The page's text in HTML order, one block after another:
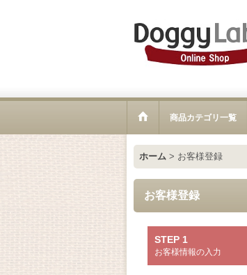
商品カテゴリ一覧
ホーム > お客様登録
お客様登録
STEP 1
お客様情報の入力